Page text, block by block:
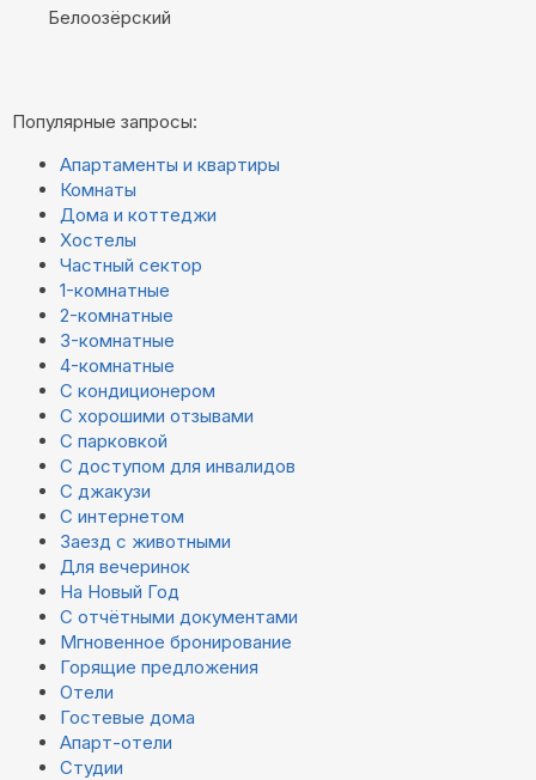
Белоозёрский
Популярные запросы:
Апартаменты и квартиры
Комнаты
Дома и коттеджи
Хостелы
Частный сектор
1-комнатные
2-комнатные
3-комнатные
4-комнатные
С кондиционером
С хорошими отзывами
С парковкой
С доступом для инвалидов
С джакузи
С интернетом
Заезд с животными
Для вечеринок
На Новый Год
С отчётными документами
Мгновенное бронирование
Горящие предложения
Отели
Гостевые дома
Апарт-отели
Студии